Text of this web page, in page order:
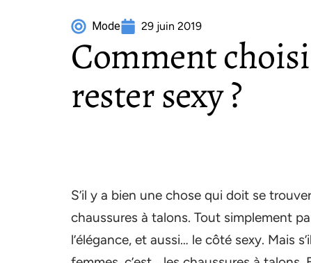
Mode 29 juin 2019
Comment
rester sexy ?
S’il y a bien une chose qui doit se
chaussures à talons. Tout simplement
l’élégance, et aussi… le côté sexy. Mais